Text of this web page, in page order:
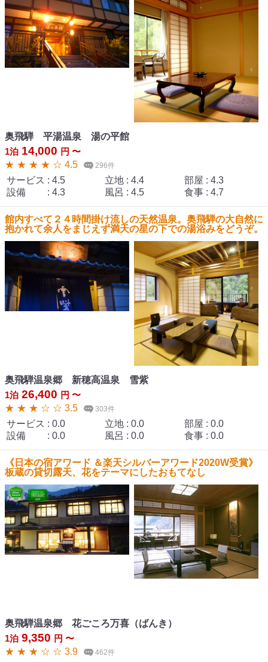
奥飛騨 平湯温泉 湯の平館
1泊 14,000 円 〜
★ ★ ★ ★ ☆ 4.5
296件
サービス : 4.5 立地 : 4.4 部屋 : 4.3
設備
: 4.3 風呂 : 4.5 食事 : 4.7
館内すべて２４時間掛け流しの天然温泉。奥飛騨の大自然に
抱かれて余人をまじえず満天の星の下での湯浴みをどうぞ。
奥飛騨温泉郷 新穂高温泉 雪紫
1泊 26,400 円 〜
★ ★ ★ ☆ ☆ 3.5
303件
サービス : 0.0 立地 : 0.0 部屋 : 0.0
設備
: 0.0 風呂 : 0.0 食事 : 0.0
《日本の宿アワード ＆楽天シルバーアワード2020W受賞》
板蔵の貸切露天、花をテーマにしたおもてなし
奥飛騨温泉郷 花ごころ万喜（ばんき）
1泊 9,350 円 〜
★ ★ ★ ☆ ☆ 3.9
462件